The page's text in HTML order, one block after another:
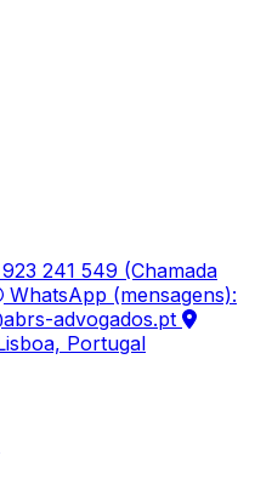
241 549 (Chamada
WhatsApp (mensagens):
advogados.pt
Portugal